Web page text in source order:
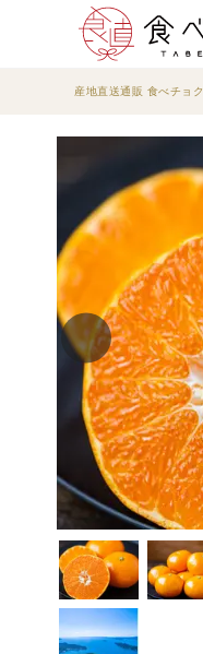
産地直送通販 食べチョク